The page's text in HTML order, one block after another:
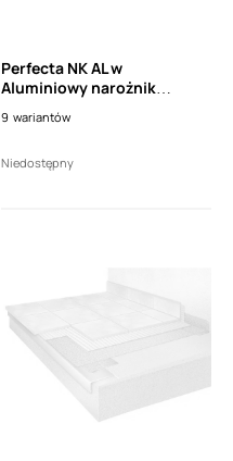
Perfecta NK AL w
Aluminiowy narożnik
okapowych PK AL oraz PK AL
9 wariantów
Niedostępny